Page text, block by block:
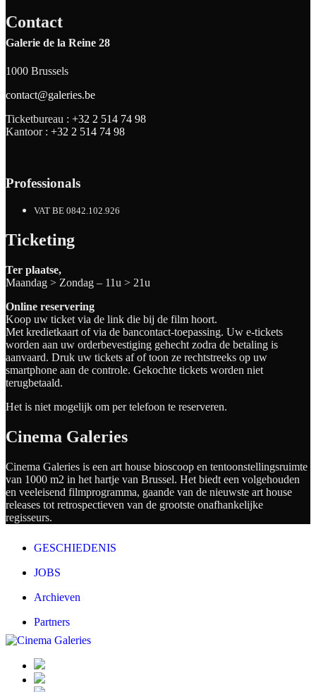
Contact
Galerie de la Reine 28
1000 Brussels
contact@galeries.be
Ticketbureau : +32 2 514 74 98
Kantoor : +32 2 514 74 98
Professionals
VAT BE 0842.102.926
Ticketing
Ter plaatse,
Maandag > Zondag – 11u > 21u
Online reservering
Koop uw ticket via de link die bij de film hoort.
Met kredietkaart of via de bancontact-toepassing. Uw e-tickets
worden aan uw orderbevestiging gehecht zodra de betaling is
aanvaard. Druk uw tickets af of toon ze rechtstreeks op uw
smartphone aan de controle. Gekochte tickets worden niet
terugbetaald.
Het is niet mogelijk om per telefoon te reserveren.
Cinema Galeries
Cinema Galeries is een art house bioscoop en tentoonstellingsruimte
van 1000 m2 in het hartje van Brussel. Het biedt een volgehouden
en veeleisend filmprogramma, gaande van de nieuwste art house
releases tot retrospectieven van de grootste onafhankelijke
regisseurs.
GESCHIEDENIS
JOBS
Archieven
Partners